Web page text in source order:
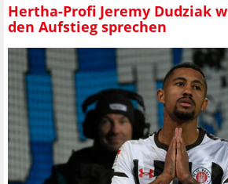
Hertha-Profi Jeremy Dudziak
den Aufstieg sprechen